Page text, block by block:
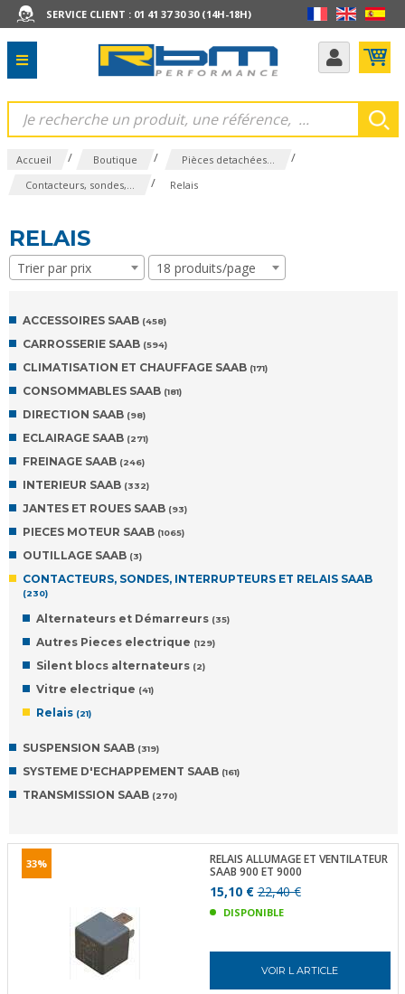
SERVICE CLIENT : 01 41 37 30 30 (14H-18H)
Accueil / Boutique / Pièces detachées... /
Contacteurs, sondes,... / Relais
RELAIS
Trier par prix 18 produits/page
ACCESSOIRES SAAB (458)
CARROSSERIE SAAB (594)
CLIMATISATION ET CHAUFFAGE SAAB (171)
CONSOMMABLES SAAB (181)
DIRECTION SAAB (98)
ECLAIRAGE SAAB (271)
FREINAGE SAAB (246)
INTERIEUR SAAB (332)
JANTES ET ROUES SAAB (93)
PIECES MOTEUR SAAB (1065)
OUTILLAGE SAAB (3)
CONTACTEURS, SONDES, INTERRUPTEURS ET RELAIS SAAB
(230)
Alternateurs et Démarreurs (35)
Autres Pieces electrique (129)
Silent blocs alternateurs (2)
Vitre electrique (41)
Relais (21)
SUSPENSION SAAB (319)
SYSTEME D'ECHAPPEMENT SAAB (161)
TRANSMISSION SAAB (270)
33%
RELAIS ALLUMAGE ET VENTILATEUR
SAAB 900 ET 9000
15,10 €22,40 €
DISPONIBLE
VOIR L ARTICLE